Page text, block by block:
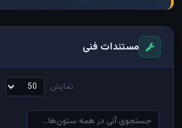
مستندات فنی
نمایش